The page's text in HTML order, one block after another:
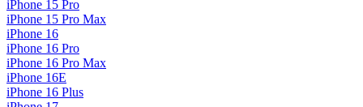
iPhone 15 Pro
iPhone 15 Pro Max
iPhone 16
iPhone 16 Pro
iPhone 16 Pro Max
iPhone 16E
iPhone 16 Plus